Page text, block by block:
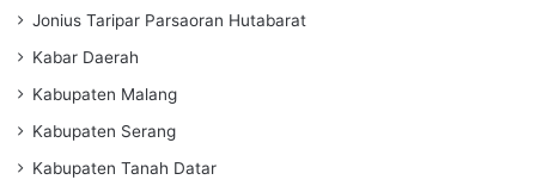
Jonius Taripar Parsaoran Hutabarat
Kabar Daerah
Kabupaten Malang
Kabupaten Serang
Kabupaten Tanah Datar